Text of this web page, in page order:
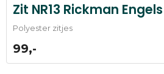
Zit NR13 Rickman
Polyester zitjes
99,-